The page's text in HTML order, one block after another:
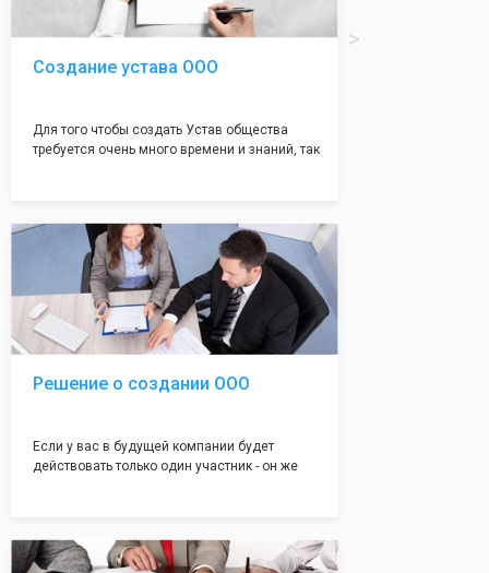
ошибок, тем самым гарантируя вам
успешную регистрацию в налоговой
Создание устава ООО
Для того чтобы создать Устав общества
требуется очень много времени и знаний, так
Наша компания предоставит вам свой
уникальный Устав Общества, который
подойдет для любой компании. Устав,
сделанный нашими профессиональными
юристами, успешно проходит регистрацию в
налоговой инспекции!
Решение о создании ООО
Если у вас в будущей компании будет
действовать только один участник - он же
грамотно составят данное заявление, а Вам
нужно будет только поставить подпись на